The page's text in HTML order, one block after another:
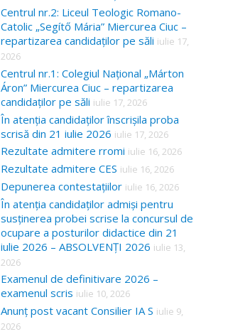
Centrul nr.2: Liceul Teologic Romano-
Catolic „Segítő Mária” Miercurea Ciuc –
repartizarea candidaților pe săli iulie 17,
2026
Centrul nr.1: Colegiul Național „Márton
Áron” Miercurea Ciuc – repartizarea
candidaților pe săli iulie 17, 2026
În atenția candidaților înscrișila proba
scrisă din 21 iulie 2026 iulie 17, 2026
Rezultate admitere rromi iulie 16, 2026
Rezultate admitere CES iulie 16, 2026
Depunerea contestațiilor iulie 16, 2026
În atenția candidaților admiși pentru
susținerea probei scrise la concursul de
ocupare a posturilor didactice din 21
iulie 2026 – ABSOLVENȚI 2026 iulie 13,
2026
Examenul de definitivare 2026 –
examenul scris iulie 10, 2026
Anunț post vacant Consilier IA S iulie 9,
2026